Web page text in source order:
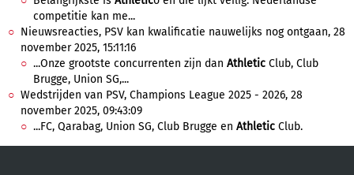
competitie kan me...
Nieuwsreacties, PSV kan kwalificatie nauwelijks nog ontgaan, 28
november 2025, 15:11:16
...Onze grootste concurrenten zijn dan Athletic Club, Club
Brugge, Union SG,...
Wedstrijden van PSV, Champions League 2025 - 2026, 28
november 2025, 09:43:09
...FC, Qarabag, Union SG, Club Brugge en Athletic Club.